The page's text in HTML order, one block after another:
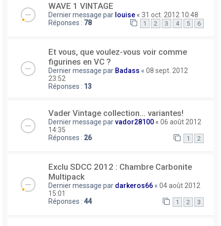
WAVE 1 VINTAGE
Dernier message par louise « 31 oct. 2012 10:48
Réponses : 78 1 2 3 4 5 6
Et vous, que voulez-vous voir comme
figurines en VC ?
Dernier message par Badass « 08 sept. 2012
23:52
Réponses : 13
Vader Vintage collection... variantes!
Dernier message parvador28100 « 06 août 2012
14:35
Réponses : 26 1 2
Exclu SDCC 2012 : Chambre Carbonite
Multipack
Dernier message par darkeros66 « 04 août 2012
15:01
Réponses : 44 1 2 3